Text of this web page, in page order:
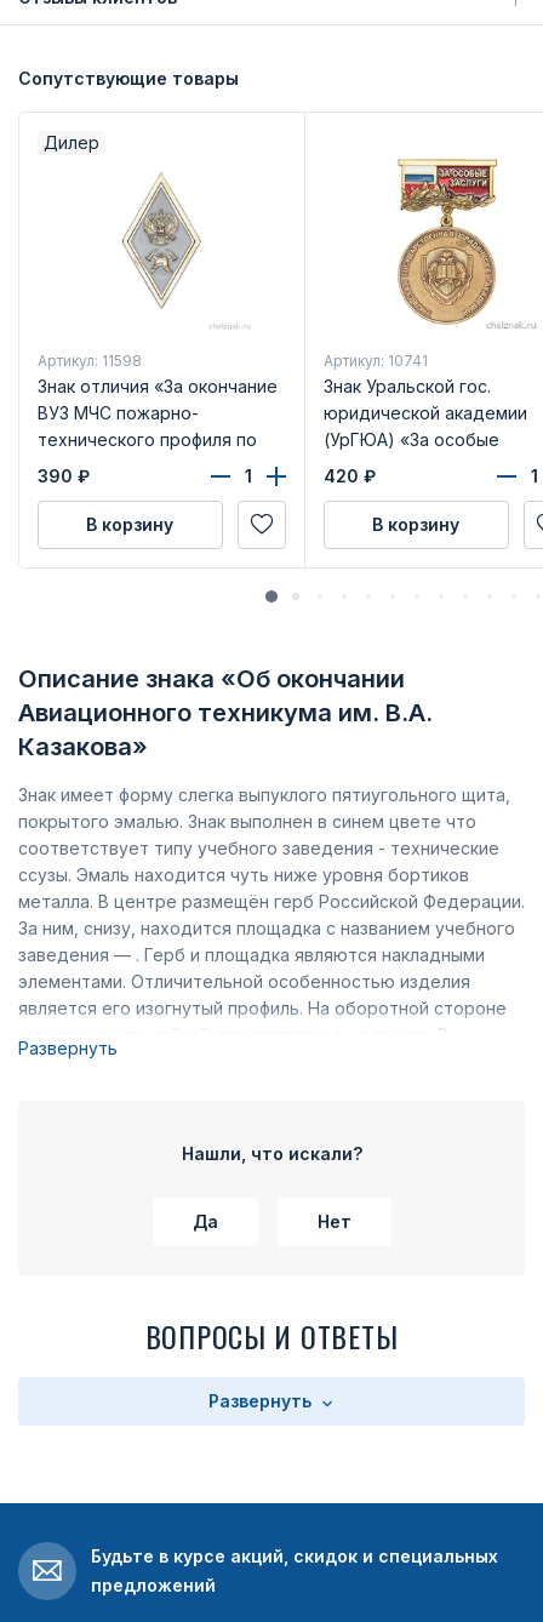
Сопутствующие товары
Дилер
Артикул: 11598
Знак отличия «За окончание
ВУЗ МЧС пожарно-
технического профиля по
программе магистратуры»
390 ₽
В корзину
Артикул: 10741
Знак Уральской гос.
юридической академии
(УрГЮА) «За особые
заслуги»
420 ₽
В корзину
Описание знака «Об окончании
Авиационного техникума им. В.А.
Казакова»
Знак имеет форму слегка выпуклого пятиугольного щита,
покрытого эмалью. Знак выполнен в синем цвете что
соответствует типу учебного заведения - технические
ссузы. Эмаль находится чуть ниже уровня бортиков
металла. В центре размещён герб Российской Федерации.
За ним, снизу, находится площадка с названием учебного
заведения — . Герб и площадка являются накладными
элементами. Отличительной особенностью изделия
является его изогнутый профиль. На оборотной стороне
имеется винт с гайкой для крепления к одежде. В
обиходе такие знаки за их форму называют «поплавок»
быть ваша специальность, год окончания учебного
заведения, либо другой произвольный текст.
данного техникума — заказывайте знак об окончании в
Развернуть
Нашли, что искали?
Да Нет
ВОПРОСЫ И ОТВЕТЫ
Развернуть
Будьте в курсе акций, скидок и специальных
предложений